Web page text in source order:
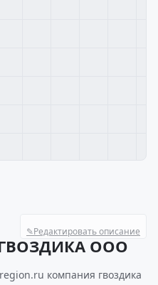
✎Редактировать описание
ООО
компания гвоздика